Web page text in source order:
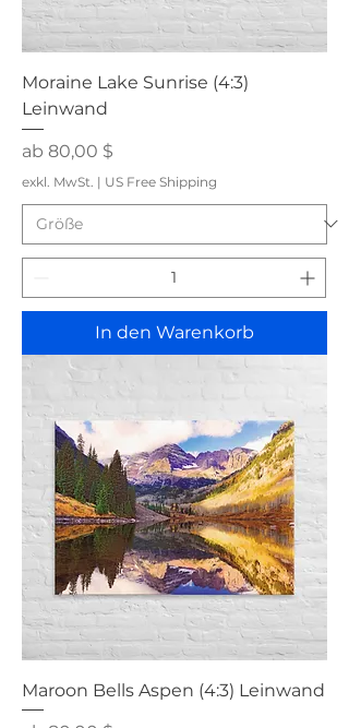
Moraine Lake Sunrise (4:3)
Leinwand
ab 80,00 $
Sale-Preis
exkl. MwSt. | US Free Shipping
In den Warenkorb
Maroon Bells Aspen (4:3) Leinwand